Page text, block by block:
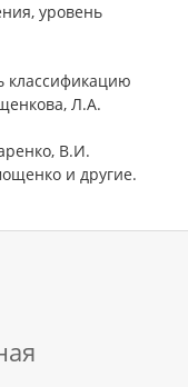
уровень
классификацию
Л.А.
В.И.
и другие.